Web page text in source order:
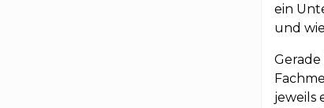
ein
und
jeweils